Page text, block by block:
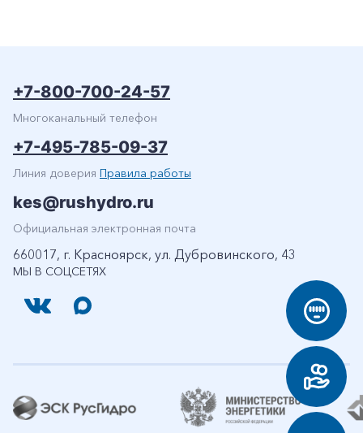
МЫ В СОЦСЕТЯХ
+7-800-700-24-57
Многоканальный телефон
+7-495-785-09-37
Линия доверия Правила работы
kes@rushydro.ru
Официальная электронная почта
660017, г. Красноярск, ул. Дубровинского, 43